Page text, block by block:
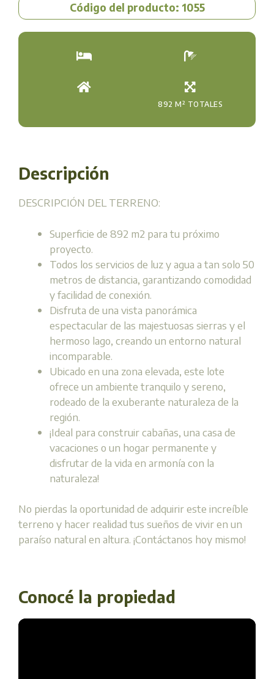
Código del producto: 1055
892 M² TOTALES
Descripción
DESCRIPCIÓN DEL TERRENO:
Superficie de 892 m2 para tu próximo
proyecto.
Todos los servicios de luz y agua a tan solo 50
metros de distancia, garantizando comodidad
y facilidad de conexión.
Disfruta de una vista panorámica
espectacular de las majestuosas sierras y el
hermoso lago, creando un entorno natural
incomparable.
Ubicado en una zona elevada, este lote
ofrece un ambiente tranquilo y sereno,
rodeado de la exuberante naturaleza de la
región.
¡Ideal para construir cabañas, una casa de
vacaciones o un hogar permanente y
disfrutar de la vida en armonía con la
naturaleza!
No pierdas la oportunidad de adquirir este increíble
terreno y hacer realidad tus sueños de vivir en un
paraíso natural en altura. ¡Contáctanos hoy mismo!
Conocé la propiedad